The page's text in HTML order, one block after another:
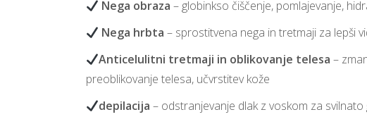
Nega obraza – globinkso čiščenje, pomlajevanje,
Nega hrbta – sprostitvena nega in tretmaji za lepši
Anticelulitni tretmaji in oblikovanje telesa –
preoblikovanje telesa, učvrstitev kože
depilacija– odstranjevanje dlak z voskom za svilnato